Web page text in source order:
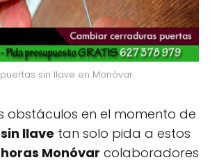
sin llave en Monóvar
obstáculos en el momento de
llave tan solo pida a estos
Monóvar colaboradores